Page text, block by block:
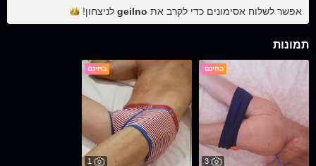
אפשר לשלוח אסימונים כדי לקרב את geilno לניצחון!
תמונות
בחינם
3
בחינם
1